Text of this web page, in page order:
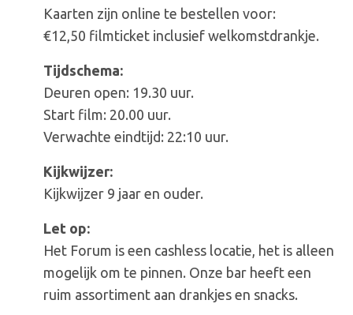
Kaarten zijn online te bestellen voor:
€12,50 filmticket inclusief welkomstdrankje.
Tijdschema:
Deuren open: 19.30 uur.
Start film: 20.00 uur.
Verwachte eindtijd: 22:10 uur.
Kijkwijzer:
Kijkwijzer 9 jaar en ouder.
Let op:
Het Forum is een cashless locatie, het is alleen
mogelijk om te pinnen. Onze bar heeft een
ruim assortiment aan drankjes en snacks.